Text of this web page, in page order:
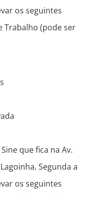
os seguintes
Trabalho (pode ser
que fica na Av.
Segunda a
os seguintes